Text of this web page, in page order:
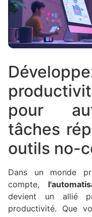
pour
tâches
outils no-
Dans un monde
compte,
devient un allié
productivité. Que